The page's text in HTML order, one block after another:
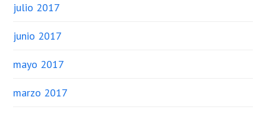
julio 2017
junio 2017
mayo 2017
marzo 2017